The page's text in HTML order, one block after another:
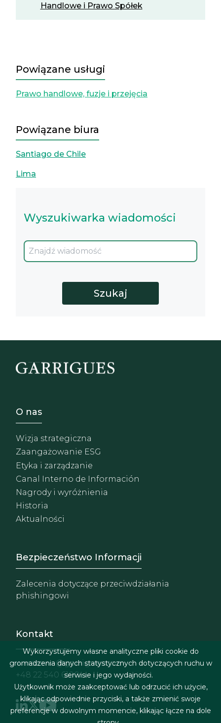
Handlowe i Prawo Spółek
Powiązane usługi
Prawo handlowe, fuzje i przejęcia
Powiązane biura
Santiago de Chile
Lima
Wyszukiwarka wiadomości
Footer - Sobre Nosotros
O nas
Wizja strategiczna
Zaangażowanie ESG
Etyka i zarządzanie
Canal Interno de Información
Nagrody i wyróżnienia
Historia
Aktualności
Footer - Extranet y
Bezpieczeństwo Informacji
Zalecenia dotyczące przeciwdziałania
phishingowi
Kontakt
warszawa@garrigues.com
+48 22 540 6100
Wykorzystujemy własne analityczne pliki cookie do
gromadzenia danych statystycznych dotyczących ruchu w
serwisie i jego wydajności.
Użytkownik może zaakceptować lub odrzucić ich użycie,
klikając odpowiednie przyciski, a także zmienić swoje
preferencje w dowolnym momencie, klikając łącze na dole